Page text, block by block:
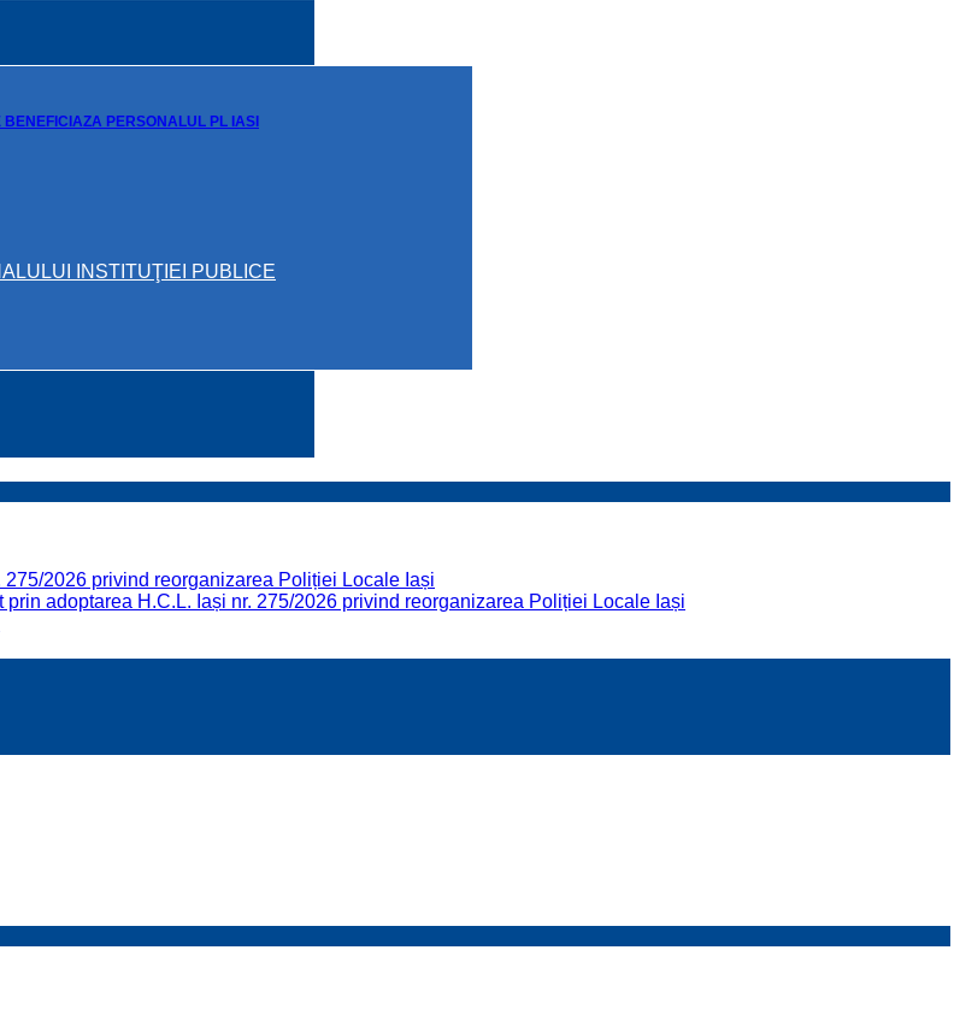
PERSONALUL PL IASI
INSTITUŢIEI PUBLICE
2026 privind reorganizarea Poliției Locale Iași
adoptarea H.C.L. Iași nr. 275/2026 privind reorganizarea Poliției Locale Iași